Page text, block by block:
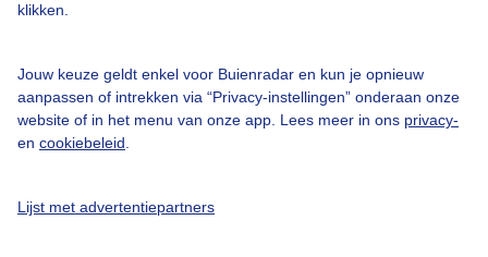
klikken.
Jouw keuze geldt enkel voor Buienradar en kun je opnieuw
aanpassen of intrekken via “Privacy-instellingen” onderaan onze
website of in het menu van onze app. Lees meer in ons privacy-
en cookiebeleid
Lijst met advertentiepartners
Gebruikersvoorwaarden
Adverteren
Privacy beleid